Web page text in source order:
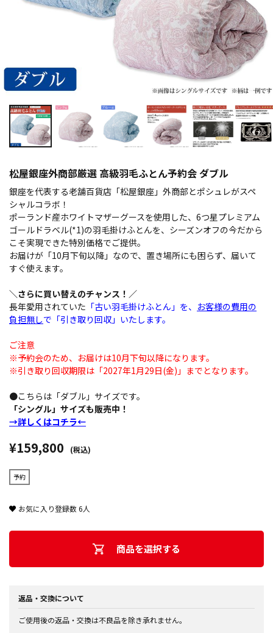
松屋銀座外商部厳選 高級羽毛ふとん予約会 ダブル
銀座を代表する老舗百貨店「松屋銀座」外商部とポシュレがスペ
シャルコラボ！
ポーランド産ホワイトマザーグースを使用した、6つ星プレミアム
ゴールドラベル(*1)の羽毛掛けふとんを、シーズンオフの今だから
こそ実現できた特別価格でご提供。
お届けが「10月下旬以降」なので、置き場所にも困らず、届いて
すぐ使えます。
＼さらに買い替えのチャンス！／
長年愛用されていた 「古い羽毛掛けふとん」を、 お客様の費用の
負担無しで「引き取り回収」いたします。
ご注意
※予約会のため、お届けは10月下旬以降になります。
※引き取り回収期限は「2027年1月29日(金)」までとなります。
●こちらは「ダブル」サイズです。
「シングル」サイズも販売中！
→詳しくはコチラ←
¥159,800 (税込)
予約
お気に入り登録数6人
商品を選択する
返品・交換について
ご使用後の返品・交換は不良品を除き承れません。